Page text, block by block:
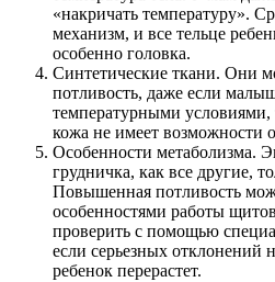
«накричать температуру».
механизм, и все тельце
особенно головка.
Синтетические ткани. Они
потливость, даже если
температурными условиями,
кожа не имеет возможности
Особенности метаболизма.
грудничка, как все другие,
Повышенная потливость
особенностями работы
проверить с помощью
если серьезных отклонений
ребенок перерастет.